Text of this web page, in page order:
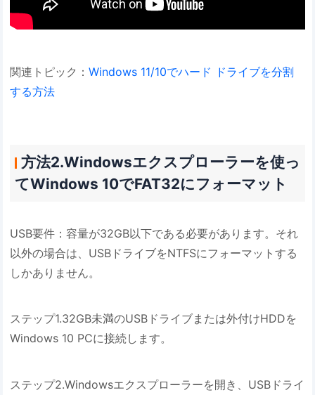
関連トピック：Windows 11/10でハード ドライブを分割
する方法
方法2.Windowsエクスプローラーを使っ
てWindows 10でFAT32にフォーマット
USB要件：容量が32GB以下である必要があります。それ
以外の場合は、USBドライブをNTFSにフォーマットする
しかありません。
ステップ1.32GB未満のUSBドライブまたは外付けHDDを
Windows 10 PCに接続します。
ステップ2.Windowsエクスプローラーを開き、USBドライ